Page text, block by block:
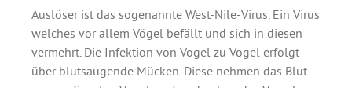
Auslöser ist das sogenannte West-Nile-Virus. Ein Virus
welches vor allem Vögel befällt und sich in diesen
vermehrt. Die Infektion von Vogel zu Vogel erfolgt
über blutsaugende Mücken. Diese nehmen das Blut